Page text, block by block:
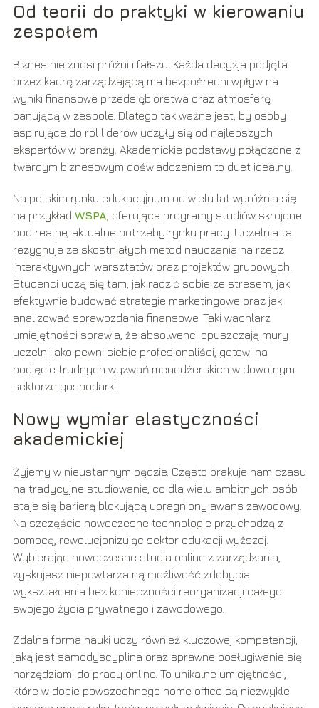
Od teorii do praktyki w kierowaniu
zespołem
Biznes nie znosi próżni i fałszu. Każda decyzja podjęta
przez kadrę zarządzającą ma bezpośredni wpływ na
wyniki finansowe przedsiębiorstwa oraz atmosferę
panującą w zespole. Dlatego tak ważne jest, by osoby
aspirujące do ról liderów uczyły się od najlepszych
ekspertów w branży. Akademickie podstawy połączone z
twardym biznesowym doświadczeniem to duet idealny.
Na polskim rynku edukacyjnym od wielu lat wyróżnia się
na przykład WSPA , oferująca programy studiów skrojone
pod realne, aktualne potrzeby rynku pracy. Uczelnia ta
rezygnuje ze skostniałych metod nauczania na rzecz
interaktywnych warsztatów oraz projektów grupowych.
Studenci uczą się tam, jak radzić sobie ze stresem, jak
efektywnie budować strategie marketingowe oraz jak
analizować sprawozdania finansowe. Taki wachlarz
umiejętności sprawia, że absolwenci opuszczają mury
uczelni jako pewni siebie profesjonaliści, gotowi na
podjęcie trudnych wyzwań menedżerskich w dowolnym
sektorze gospodarki.
Nowy wymiar elastyczności
akademickiej
Żyjemy w nieustannym pędzie. Często brakuje nam czasu
na tradycyjne studiowanie, co dla wielu ambitnych osób
staje się barierą blokującą upragniony awans zawodowy.
Na szczęście nowoczesne technologie przychodzą z
pomocą, rewolucjonizując sektor edukacji wyższej.
Wybierając nowoczesne studia online z zarządzania,
zyskujesz niepowtarzalną możliwość zdobycia
wykształcenia bez konieczności reorganizacji całego
swojego życia prywatnego i zawodowego.
Zdalna forma nauki uczy również kluczowej kompetencji,
jaką jest samodyscyplina oraz sprawne posługiwanie się
narzędziami do pracy online. To unikalne umiejętności,
które w dobie powszechnego home office są niezwykle